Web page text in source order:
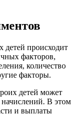
детей происходит
факторов,
количество
факторы.
детей может
начислений. В этом
и выплаты